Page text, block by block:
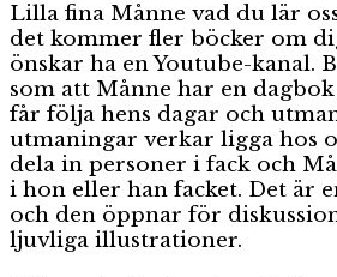
Lilla fina Månne vad du lär
det kommer fler böcker om
önskar ha en Youtube-kanal.
som att Månne har en
får följa hens dagar och
utmaningar verkar ligga hos
dela in personer i fack och
i hon eller han facket. Det är
och den öppnar för
ljuvliga illustrationer.